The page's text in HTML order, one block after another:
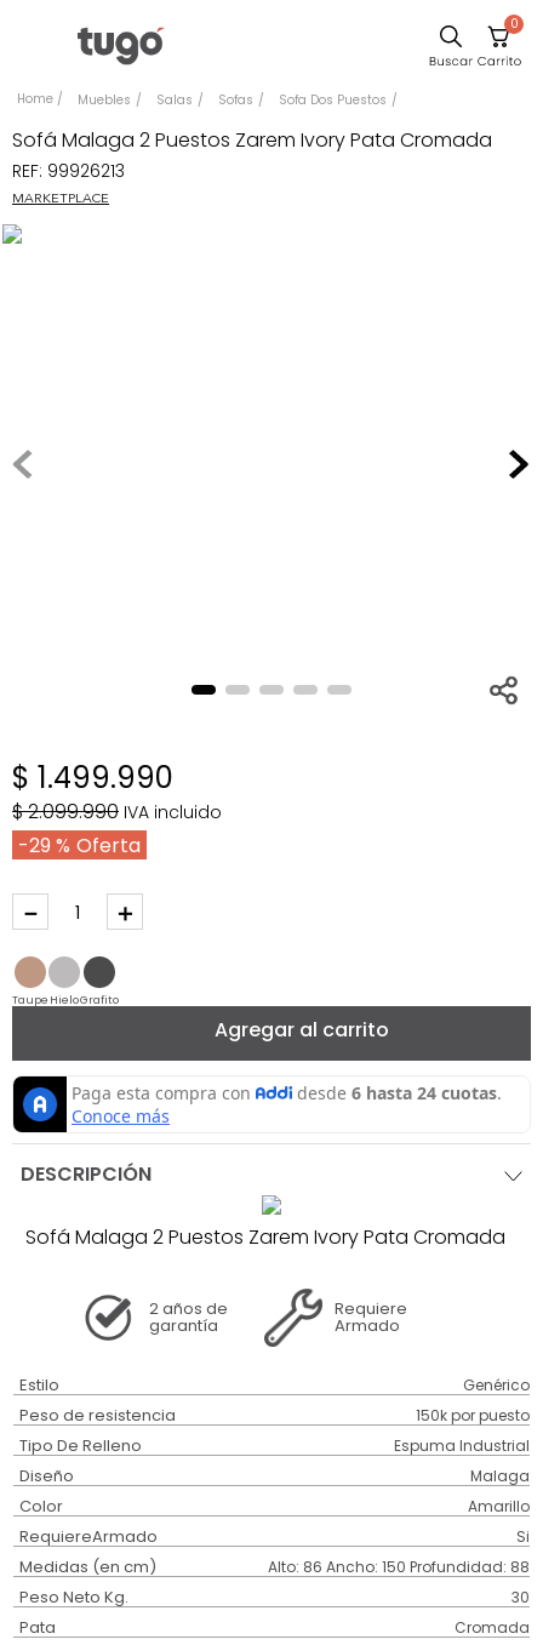
0
Muebles Salas Sofas Sofa Dos Puestos
Sofá Malaga 2 Puestos Zarem Ivory Pata Cromada
REF: 99926213
MARKETPLACE
$ 1.499.990
$2.099.990 IVA incluido
29 %
＋
－
Taupe HieloGrafito
Agregar al carrito
DESCRIPCIÓN
Sofá Malaga 2 Puestos Zarem Ivory Pata Cromada
2 años de
garantía
Requiere
Armado
Estilo Genérico
Peso de resistencia 150k por puesto
Tipo De Relleno Espuma Industrial
Diseño Malaga
Color Amarillo
RequiereArmado Si
Medidas (en cm) Alto: 86 Ancho: 150 Profundidad: 88
Peso Neto Kg. 30
Pata Cromada
Comedor
Silla